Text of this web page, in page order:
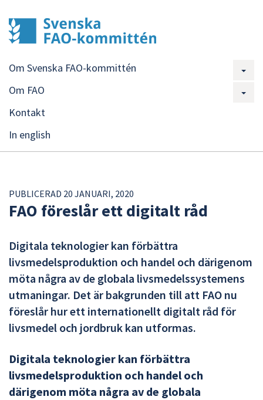
Om Svenska FAO-kommittén
Om FAO
Kontakt
In english
PUBLICERAD 20 JANUARI, 2020
FAO föreslår ett digitalt råd
Digitala teknologier kan förbättra
livsmedelsproduktion och handel och därigenom
möta några av de globala livsmedelssystemens
utmaningar. Det är bakgrunden till att FAO nu
föreslår hur ett internationellt digitalt råd för
livsmedel och jordbruk kan utformas.
Digitala teknologier kan förbättra
livsmedelsproduktion och handel och
därigenom möta några av de globala